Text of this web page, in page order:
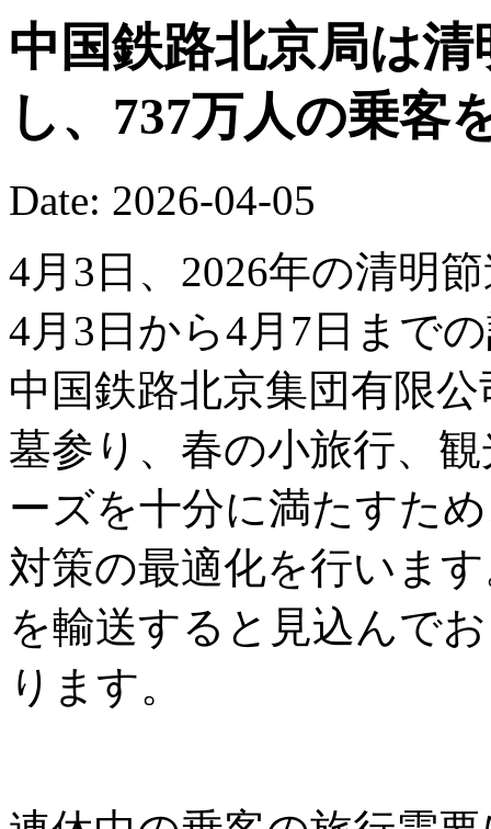
中国鉄路北京局は
し、737万人の乗客
Date: 2026-04-05
4月3日、2026年の清明
4月3日から4月7日まで
中国鉄路北京集団有限
墓参り、春の小旅行、
ーズを十分に満たすた
対策の最適化を行いま
を輸送すると見込んで
ります。